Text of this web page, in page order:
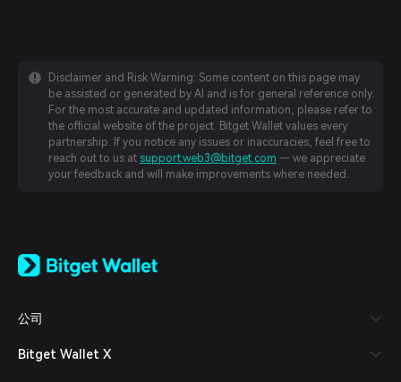
Disclaimer and Risk Warning: Some content on this page may
be assisted or generated by AI and is for general reference only.
For the most accurate and updated information, please refer to
the official website of the project. Bitget Wallet values every
partnership. If you notice any issues or inaccuracies, feel free to
reach out to us at support.web3@bitget.com — we appreciate
your feedback and will make improvements where needed.
日本語
Español (Latinoamérica)
Italiano
公司
Bitget Wallet X